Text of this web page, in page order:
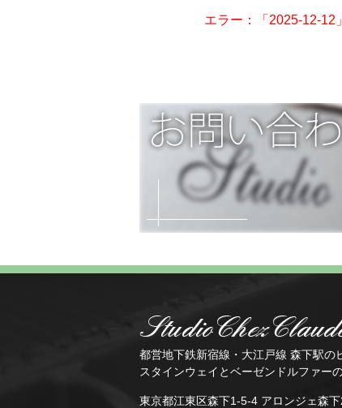
エラー：「2025-12-12
都営地下鉄新宿線・大江戸線 森下駅の
スタインウェイとベーゼンドルファー
東京都江東区森下1-5-4 アロンジェ森下